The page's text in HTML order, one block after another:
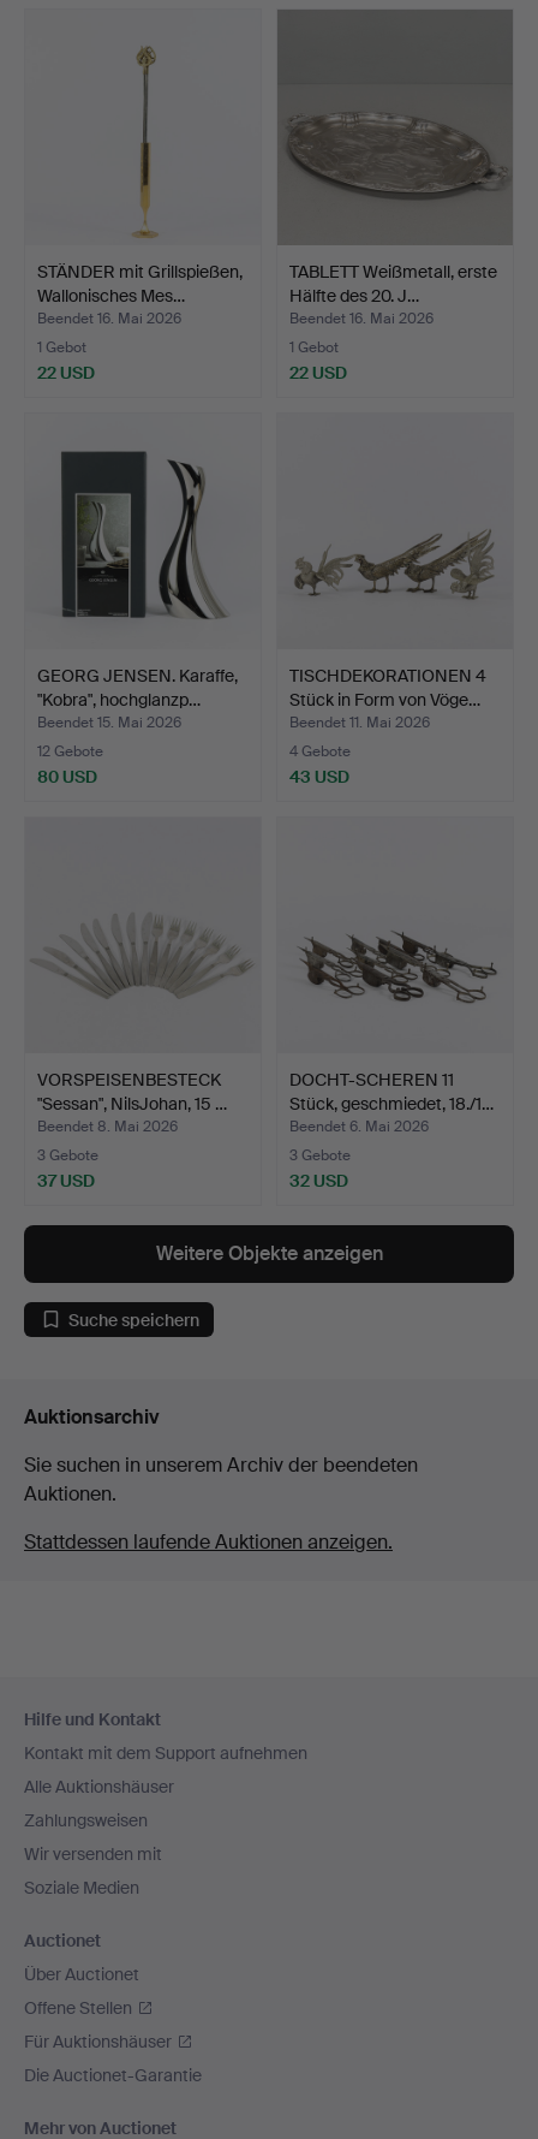
STÄNDER mit Grillspießen,
Wallonisches Mes…
Beendet 16. Mai 2026
1 Gebot
22 USD
TABLETT Weißmetall, erste
Hälfte des 20. J…
Beendet 16. Mai 2026
1 Gebot
22 USD
GEORG JENSEN. Karaffe,
"Kobra", hochglanzp…
Beendet 15. Mai 2026
12 Gebote
80 USD
TISCHDEKORATIONEN 4
Stück in Form von Vöge…
Beendet 11. Mai 2026
4 Gebote
43 USD
VORSPEISENBESTECK
"Sessan", NilsJohan, 15 …
Beendet 8. Mai 2026
3 Gebote
37 USD
DOCHT-SCHEREN 11
Stück, geschmiedet, 18./1…
Beendet 6. Mai 2026
3 Gebote
32 USD
Weitere Objekte anzeigen
Suche speichern
Auktionsarchiv
Sie suchen in unserem Archiv der beendeten
Auktionen.
Stattdessen laufende Auktionen anzeigen.
Navigation
Hilfe und Kontakt
Kontakt mit dem Support aufnehmen
Alle Auktionshäuser
Zahlungsweisen
Wir versenden mit
Soziale Medien
Auctionet
Über Auctionet
Offene Stellen
Für Auktionshäuser
Die Auctionet-Garantie
Mehr von Auctionet